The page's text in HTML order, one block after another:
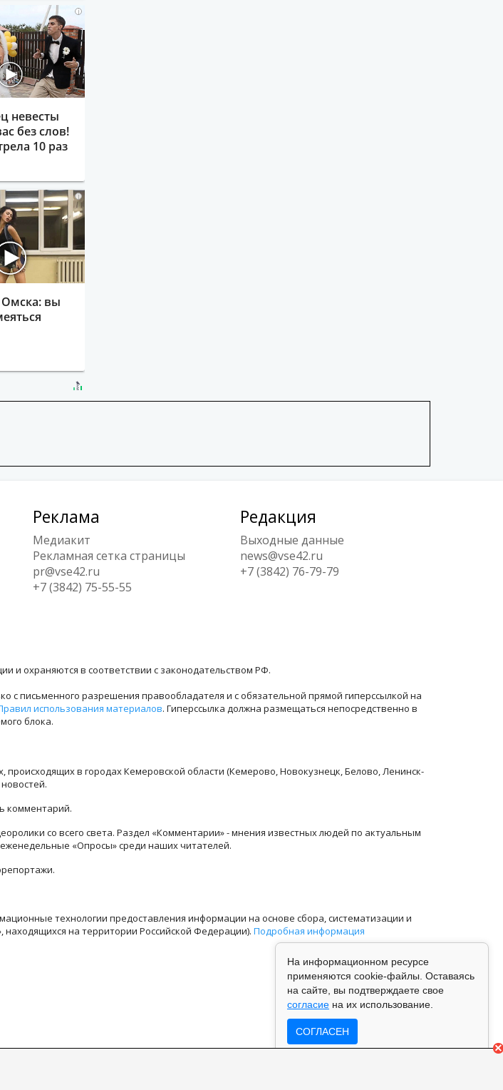
i
невесты
без слов!
10 раз
i
вы
Реклама
Медиакит
Рекламная сетка страницы
pr@vse42.ru
+7 (3842) 75-55-55
Редакция
Выходные данные
news@vse42.ru
+7 (3842) 76-79-79
и охраняются в соответствии с законодательством РФ.
с письменного разрешения правообладателя и с обязательной прямой гиперссылкой на
использования материалов. Гиперссылка должна размещаться непосредственно в
блока.
происходящих в городах Кемеровской области (Кемерово, Новокузнецк, Белово, Ленинск-
комментарий.
со всего света. Раздел «Комментарии» - мнения известных людей по актуальным
«Опросы» среди наших читателей.
технологии предоставления информации на основе сбора, систематизации и
на территории Российской Федерации). Подробная информация
На информационном ресурсе
применяются cookie-файлы. Оставаясь
на сайте, вы подтверждаете свое
согласие на их использование.
СОГЛАСЕН